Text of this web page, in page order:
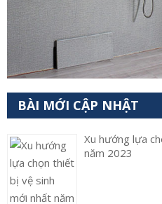
BÀI MỚI CẬP NHẬT
Xu hướng lựa
năm 2023